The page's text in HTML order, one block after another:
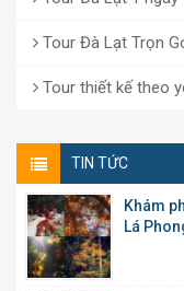
Tour Đà Lạt Trọn
Tour thiết kế theo
TIN TỨC
Khám
Lá